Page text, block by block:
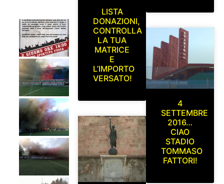
LISTA
DONAZIONI,
CONTROLLA
LA TUA
MATRICE
E
L’IMPORTO
VERSATO!
4
SETTEMBRE
2016…
CIAO
STADIO
TOMMASO
FATTORI!